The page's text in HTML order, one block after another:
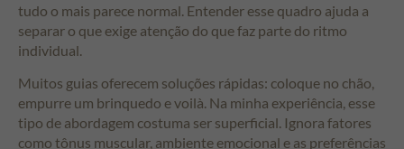
tudo o mais parece normal. Entender esse quadro ajuda a
separar o que exige atenção do que faz parte do ritmo
individual.
Muitos guias oferecem soluções rápidas: coloque no chão,
empurre um brinquedo e voilà. Na minha experiência, esse
tipo de abordagem costuma ser superficial. Ignora fatores
como tônus muscular, ambiente emocional e as preferências